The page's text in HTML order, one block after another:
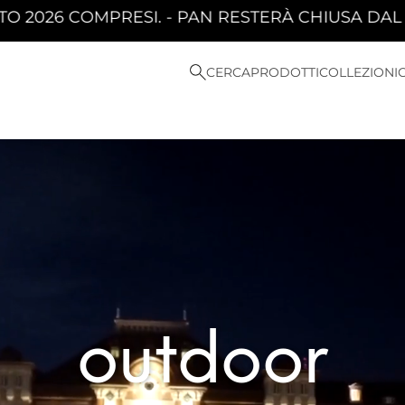
RESTERÀ CHIUSA DAL 10 AGOSTO 2026 AL
CERCAPRODOTTICOLLEZIONI
outdoor